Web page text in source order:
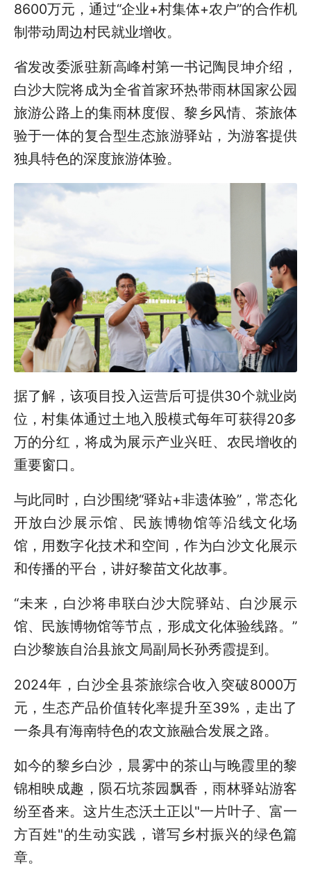
8600万元，通过“企业+村集体+农户”的合作机
制带动周边村民就业增收。
省发改委派驻新高峰村第一书记陶艮坤介绍，
白沙大院将成为全省首家环热带雨林国家公园
旅游公路上的集雨林度假、黎乡风情、茶旅体
验于一体的复合型生态旅游驿站，为游客提供
独具特色的深度旅游体验。
据了解，该项目投入运营后可提供30个就业岗
位，村集体通过土地入股模式每年可获得20多
万的分红，将成为展示产业兴旺、农民增收的
重要窗口。
与此同时，白沙围绕“驿站+非遗体验”，常态化
开放白沙展示馆、民族博物馆等沿线文化场
馆，用数字化技术和空间，作为白沙文化展示
和传播的平台，讲好黎苗文化故事。
“未来，白沙将串联白沙大院驿站、白沙展示
馆、民族博物馆等节点，形成文化体验线路。”
白沙黎族自治县旅文局副局长孙秀霞提到。
2024年，白沙全县茶旅综合收入突破8000万
元，生态产品价值转化率提升至39%，走出了
一条具有海南特色的农文旅融合发展之路。
如今的黎乡白沙，晨雾中的茶山与晚霞里的黎
锦相映成趣，陨石坑茶园飘香，雨林驿站游客
纷至沓来。这片生态沃土正以"一片叶子、富一
方百姓"的生动实践，谱写乡村振兴的绿色篇
章。